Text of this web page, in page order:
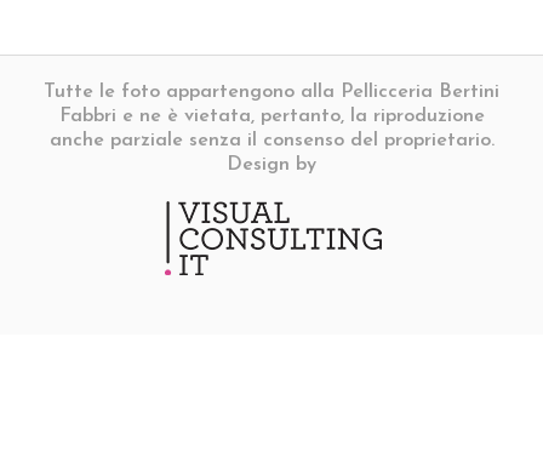
Tutte le foto appartengono alla Pellicceria Bertini
Fabbri e ne è vietata, pertanto, la riproduzione
anche parziale senza il consenso del proprietario.
Design by